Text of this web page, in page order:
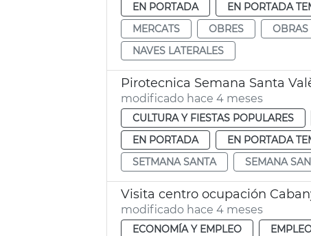
EN PORTADA
EN PORTADA
MERCATS
OBRES OBRAS
NAVES LATERALES
Pirotecnica Semana Santa
modificado hace 4 meses
CULTURA Y FIESTAS POPULARES
EN PORTADA
EN PORTADA
SETMANA SANTA
SEMANA
Visita centro ocupación
modificado hace 4 meses
ECONOMÍA Y EMPLEO